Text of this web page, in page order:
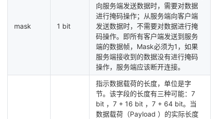
mask 1 bit
向服务端发送数据时，需要对数据
进行掩码操作；从服务端向客户端
发送数据时，不需要对数据进行掩
码操作。即所有客户端发送到服务
端的数据帧，Mask必须为1，如果
服务端接收到的数据没有进行掩码
操作，服务端应该断开连接。
指示数据载荷的长度，单位是字
节。该字段的长度有三种可能：7
bit ，7 + 16 bit ，7 + 64 bit。当
数据载荷（Payload ）的实际长度